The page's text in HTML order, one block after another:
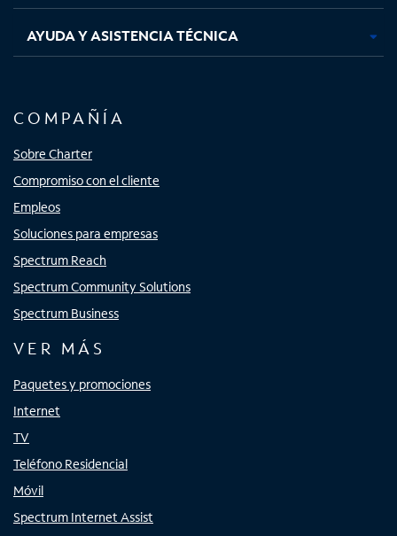
AYUDA Y ASISTENCIA TÉCNICA
COMPAÑÍA
Sobre Charter
Compromiso con el cliente
Empleos
Soluciones para empresas
Spectrum Reach
Spectrum Community Solutions
Spectrum Business
VER MÁS
Paquetes y promociones
Internet
TV
Teléfono Residencial
Móvil
Spectrum Internet Assist